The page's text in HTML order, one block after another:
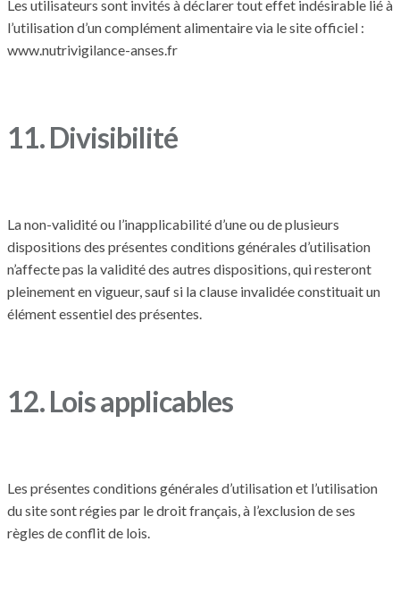
Les utilisateurs sont invités à déclarer tout effet indésirable lié à
l’utilisation d’un complément alimentaire via le site officiel :
www.nutrivigilance-anses.fr
11. Divisibilité
La non-validité ou l’inapplicabilité d’une ou de plusieurs
dispositions des présentes conditions générales d’utilisation
n’affecte pas la validité des autres dispositions, qui resteront
pleinement en vigueur, sauf si la clause invalidée constituait un
élément essentiel des présentes.
12. Lois applicables
Les présentes conditions générales d’utilisation et l’utilisation
du site sont régies par le droit français, à l’exclusion de ses
règles de conflit de lois.